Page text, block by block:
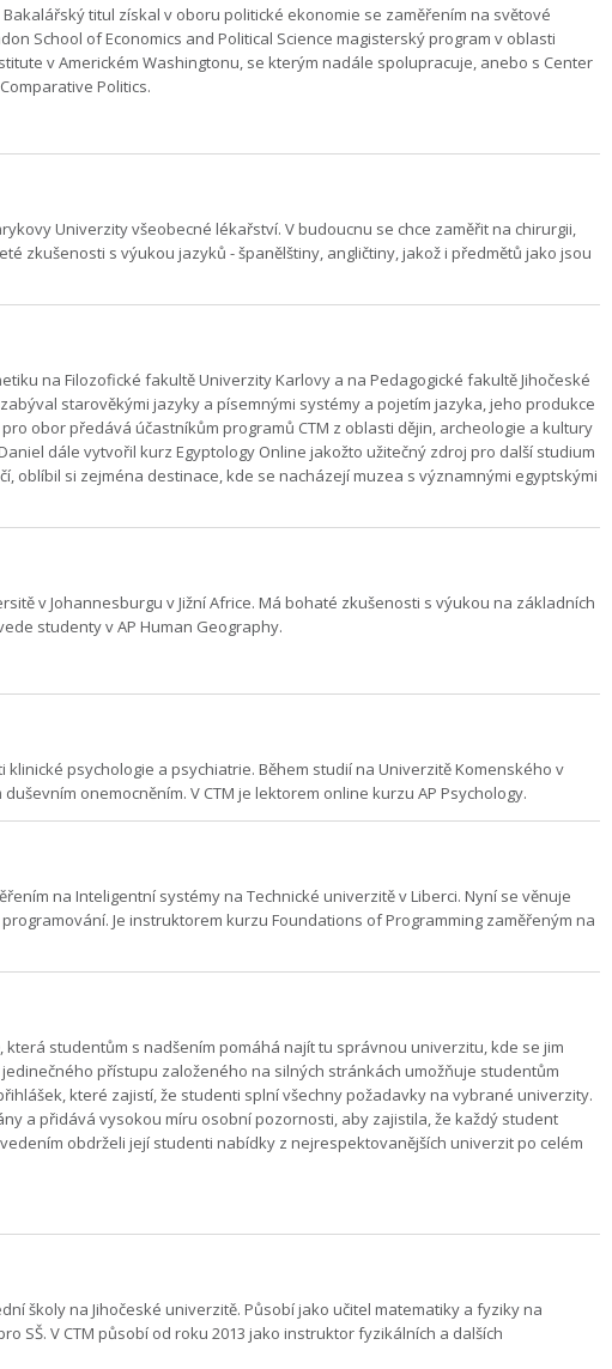
titul získal v oboru politické ekonomie se zaměřením na světové
School of Economics and Political Science magisterský program v oblasti
v Americkém Washingtonu, se kterým nadále spolupracuje, anebo s Center
Politics.
Univerzity všeobecné lékařství. V budoucnu se chce zaměřit na chirurgii,
zkušenosti s výukou jazyků - španělštiny, angličtiny, jakož i předmětů jako jsou
na Filozofické fakultě Univerzity Karlovy a na Pedagogické fakultě Jihočeské
starověkými jazyky a písemnými systémy a pojetím jazyka, jeho produkce
obor předává účastníkům programů CTM z oblasti dějin, archeologie a kultury
dále vytvořil kurz Egyptology Online jakožto užitečný zdroj pro další studium
oblíbil si zejména destinace, kde se nacházejí muzea s významnými egyptskými
v Johannesburgu v Jižní Africe. Má bohaté zkušenosti s výukou na základních
studenty v AP Human Geography.
psychologie a psychiatrie. Během studií na Univerzitě Komenského v
onemocněním. V CTM je lektorem online kurzu AP Psychology.
na Inteligentní systémy na Technické univerzitě v Liberci. Nyní se věnuje
Je instruktorem kurzu Foundations of Programming zaměřeným na
studentům s nadšením pomáhá najít tu správnou univerzitu, kde se jim
přístupu založeného na silných stránkách umožňuje studentům
které zajistí, že studenti splní všechny požadavky na vybrané univerzity.
a přidává vysokou míru osobní pozornosti, aby zajistila, že každý student
obdrželi její studenti nabídky z nejrespektovanějších univerzit po celém
školy na Jihočeské univerzitě. Působí jako učitel matematiky a fyziky na
SŠ. V CTM působí od roku 2013 jako instruktor fyzikálních a dalších